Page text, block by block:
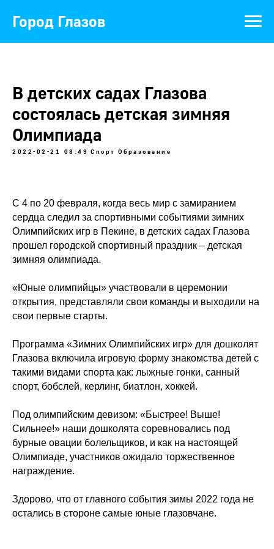
Город Глазов
В детских садах Глазова
состоялась детская зимняя
Олимпиада
2022-02-21 08:49 Спорт Образование
С 4 по 20 февраля, когда весь мир с замиранием
сердца следил за спортивными событиями зимних
Олимпийских игр в Пекине, в детских садах Глазова
прошел городской спортивный праздник – детская
зимняя олимпиада.
«Юные олимпийцы» участвовали в церемонии
открытия, представляли свои команды и выходили на
свои первые старты.
Программа «Зимних Олимпийских игр» для дошколят
Глазова включила игровую форму знакомства детей с
такими видами спорта как: лыжные гонки, санный
спорт, бобслей, керлинг, биатлон, хоккей.
Под олимпийским девизом: «Быстрее! Выше!
Сильнее!» наши дошколята соревновались под
бурные овации болельщиков, и как на настоящей
Олимпиаде, участников ожидало торжественное
награждение.
Здорово, что от главного события зимы 2022 года не
остались в стороне самые юные глазовчане.